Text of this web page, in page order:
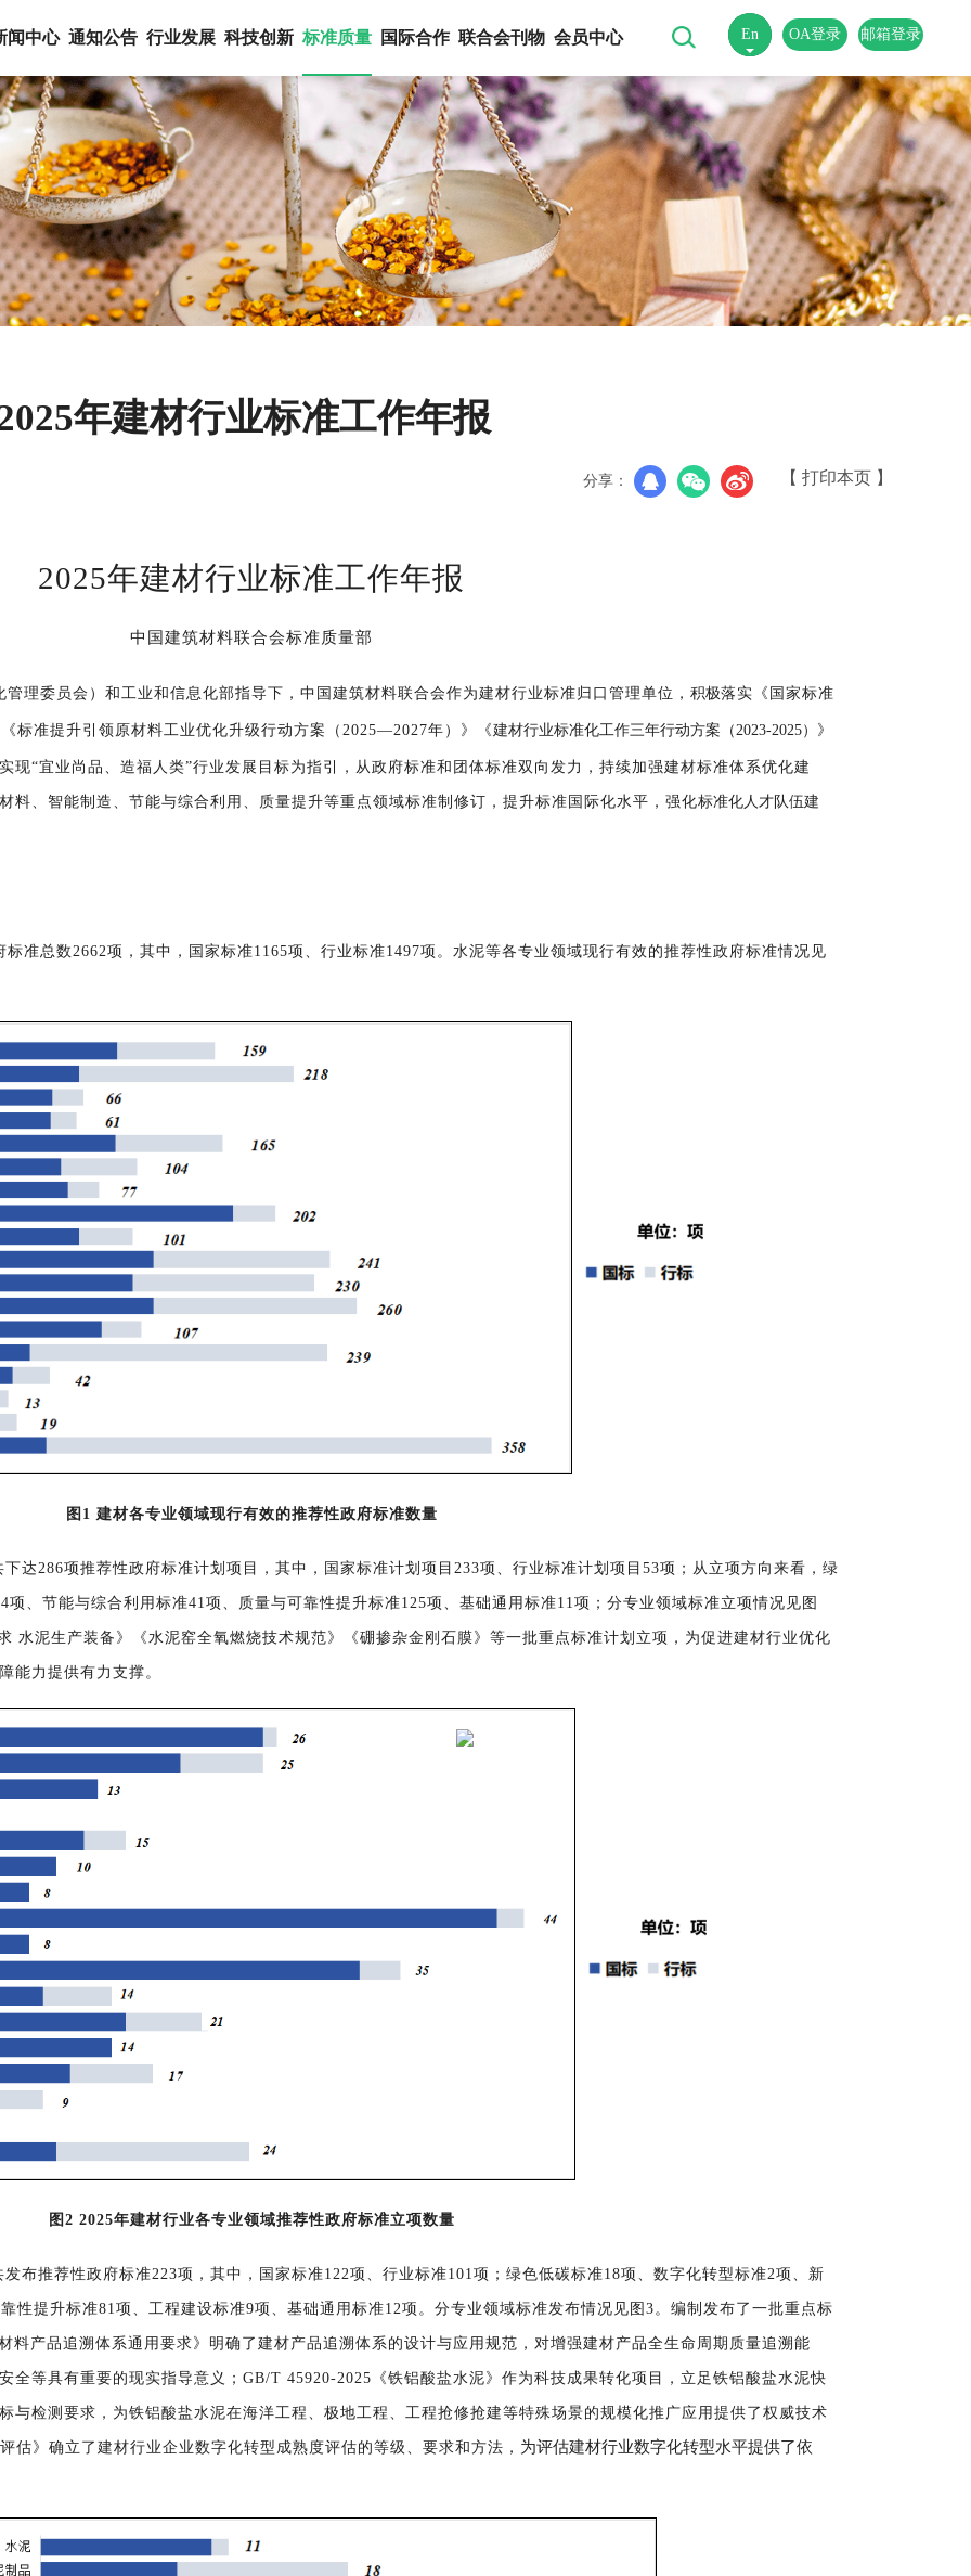
闻中心 通知公告 行业发展 科技创新 标准质量 国际合作 联合会刊物 会员中心 邮箱登录
OA登录
En
中
年建材行业标准工作年报
【 打印本页 】
分享：
2025年建材行业标准工作年报
中国建筑材料联合会标准质量部
理委员会）和工业和信息化部指导下，中国建筑材料联合会作为建材行业标准归口管理单位， 积极落实《国家标准
标准提升引领原材料工业优化升级行动方案（2025—2027年）》《建材行业标准化工作三年行动方案（2023-2025） 》
现“宜业尚品、造福人类”行业发展目标为指引，从政府标准和团体标准双向发力，持续加强建材标准体系优化建
料、智能制造 、 节能与综合利用、质量提升等重点领域标准制修订，提升标准国际化水平， 强化标准化人才队伍建
标准总数2662项 ，其中，国家标准1165项、行业标准1497项 。 水泥等各专业领域现行有效的推荐性政府标准情况见
图1 建材各专业领域现行有效的推荐性政府标准数量
下达286项推荐性政府标准计划项目 ， 其中， 国 家标准计划 项目 233项 、行业标准计划 项目 53项 ； 从立项方向来看 ， 绿
、节能与综合利用标准41项、 质量与可靠性提升标准125项 、 基础通用标准11项；分专业领域标准立项情况见图
水泥生产装备》《水泥窑全氧燃烧技术规范》《硼掺杂金刚石膜》等一批重点标准计划立项，为促进建材行业优化
能力提供有力支撑。
图2 2025年建材行业各专业领域推荐性政府标准立项数量
发布推荐性政府标准223项， 其中， 国家标准122项 、 行业标准101项 ； 绿色低碳标准18项、数字化转型标准2项 、 新
性提升标准81项、工程建设标准9项、基础通用标准12项 。 分专业领域标准发布情况见图3。 编制发布了 一批重点标
料产品追溯体系通用要求》明确了建材产品追溯体系的设计与应用规范，对增强建材产品全生命周期质量追溯能
全等具有重要的现实指导意义 ；GB/T 45920-2025《铁铝酸盐水泥》 作为科技成果转化项目， 立足铁铝酸盐水泥快
与检测要求，为铁铝酸盐水泥在海洋工程、极地工程、工程抢修抢建等特殊场景的规模化推广应用提供了权威技术
估》确立了建材行业企业数字化转型成熟度评估的等级、 要求和 方法 ， 为评估建材行业数字化转型水平提供了依